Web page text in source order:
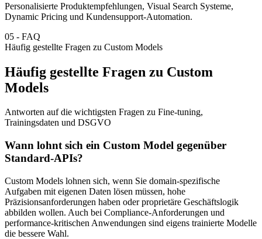
Personalisierte Produktempfehlungen, Visual Search Systeme,
Dynamic Pricing und Kundensupport-Automation.
05 - FAQ
Häufig gestellte Fragen zu Custom Models
Häufig gestellte Fragen zu Custom
Models
Antworten auf die wichtigsten Fragen zu Fine-tuning,
Trainingsdaten und DSGVO
Wann lohnt sich ein Custom Model gegenüber
Standard-APIs?
Custom Models lohnen sich, wenn Sie domain-spezifische
Aufgaben mit eigenen Daten lösen müssen, hohe
Präzisionsanforderungen haben oder proprietäre Geschäftslogik
abbilden wollen. Auch bei Compliance-Anforderungen und
performance-kritischen Anwendungen sind eigens trainierte Modelle
die bessere Wahl.